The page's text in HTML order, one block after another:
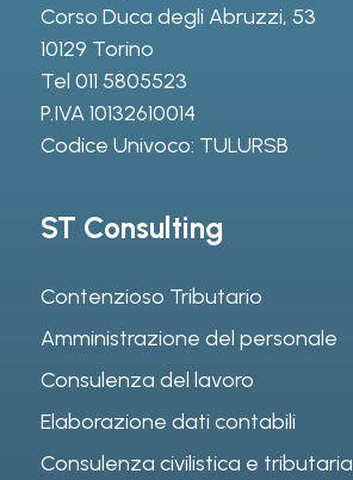
Corso Duca degli Abruzzi, 53
10129 Torino
Tel 011 5805523
P.IVA 10132610014
Codice Univoco: TULURSB
ST Consulting
Contenzioso Tributario
Amministrazione del personale
Consulenza del lavoro
Elaborazione dati contabili
Consulenza civilistica e tributaria